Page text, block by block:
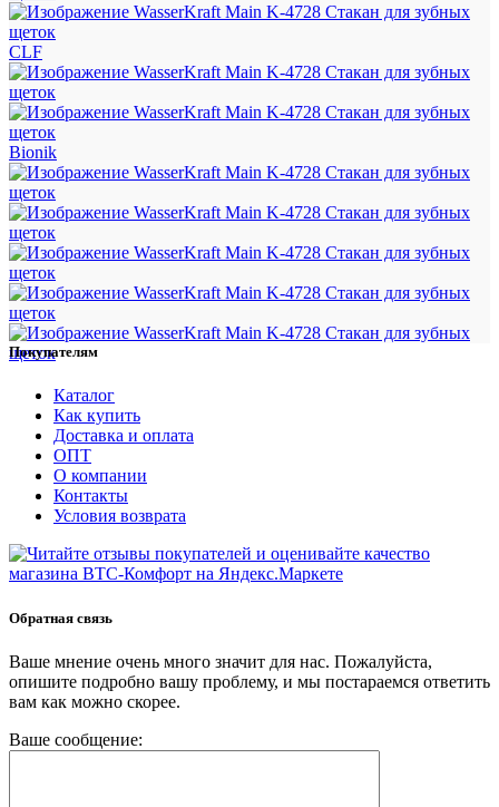
CLF
Bionik
Покупателям
Каталог
Как купить
Доставка и оплата
ОПТ
О компании
Контакты
Условия возврата
Обратная связь
Ваше мнение очень много значит для нас. Пожалуйста,
опишите подробно вашу проблему, и мы постараемся ответить
вам как можно скорее.
Ваше сообщение: